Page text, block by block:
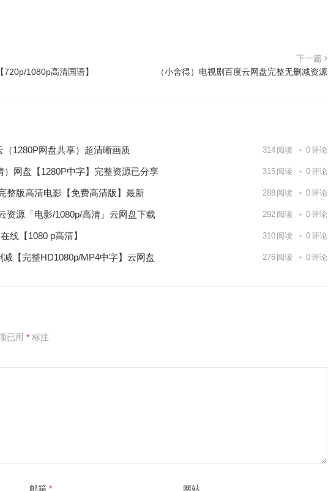
720p/1080p高清国语】
下一篇
（小舍得）电视剧百度云网盘完整无删减资源
（1280P网盘共享）超清晰画质 314 阅读 0评论
）网盘【1280P中字】完整资源已分享 315 阅读 0评论
整版高清电影【免费高清版】最新 288 阅读 0评论
资源「电影/1080p/高清」云网盘下载 292 阅读 0评论
线【1080 p高清】 310 阅读 0评论
减【完整HD1080p/MP4中字】云网盘 276 阅读 0评论
已用 * 标注
邮箱 * 网站